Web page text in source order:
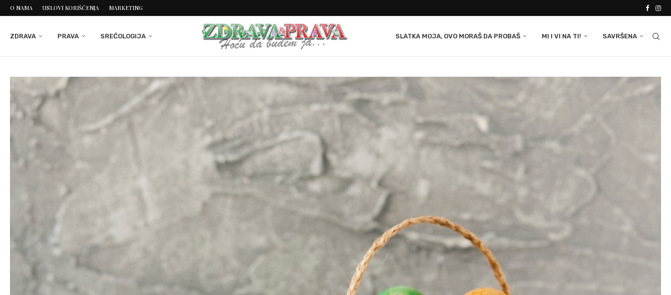
O NAMA USLOVI KORIŠĆENJA MARKETING
ZDRAVA PRAVA SREĆOLOGIJA SLATKA MOJA, OVO MORAŠ DA PROBAŠ MI I VI NA TI! SAVRŠENA